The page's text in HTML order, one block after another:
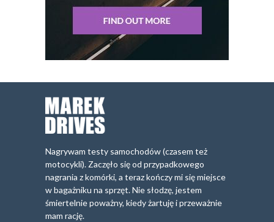
Nagrywam testy samochodów (czasem też
motocykli). Zaczęło się od przypadkowego
nagrania z komórki, a teraz kończy mi się miejsce
w bagażniku na sprzęt. Nie słodzę, jestem
śmiertelnie poważny, kiedy żartuję i przeważnie
mam rację.